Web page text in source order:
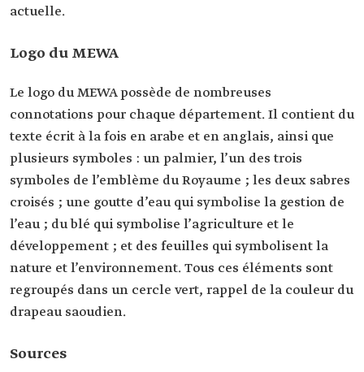
actuelle.
Logo du MEWA
Le logo du MEWA possède de nombreuses
connotations pour chaque département. Il contient du
texte écrit à la fois en arabe et en anglais, ainsi que
plusieurs symboles : un palmier, l’un des trois
symboles de l’emblème du Royaume ; les deux sabres
croisés ; une goutte d’eau qui symbolise la gestion de
l’eau ; du blé qui symbolise l’agriculture et le
développement ; et des feuilles qui symbolisent la
nature et l’environnement. Tous ces éléments sont
regroupés dans un cercle vert, rappel de la couleur du
drapeau saoudien.
Sources